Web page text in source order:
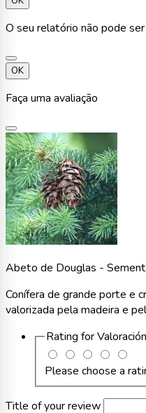
O seu relatório não pode
OK
Faça uma avaliação
Abeto de Douglas -
Conífera de grande porte e
valorizada pela madeira e
Rating forValoración
Please choose a
Title of your review